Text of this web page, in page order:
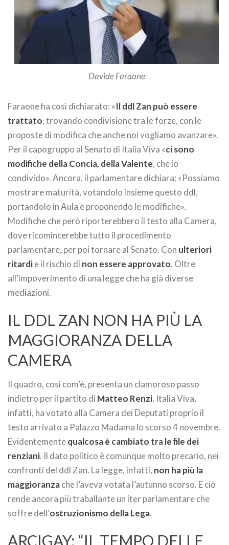
Davide Faraone
Faraone ha così dichiarato: «Il ddl Zan può essere
trattato, trovando condivisione tra le forze, con le
proposte di modifica che anche noi vogliamo avanzare».
Per il capogruppo al Senato di Italia Viva «ci sono
modifiche della Concia, della Valente, che io
condivido». Ancora, il parlamentare dichiara: «Possiamo
mostrare maturità, votandolo insieme questo ddl,
portandolo in Aula e proponendo le modifiche».
Modifiche che però riporterebbero il testo alla Camera,
dove ricomincerebbe tutto il procedimento
parlamentare, per poi tornare al Senato. Con ulteriori
ritardie il rischio di non essere approvato. Oltre
all’impoverimento di una legge che ha già diverse
mediazioni.
IL DDL ZAN NON HA PIÙ LA
MAGGIORANZA DELLA
CAMERA
Il quadro, così com’è, presenta un clamoroso passo
indietro per il partito di Matteo Renzi. Italia Viva,
infatti, ha votato alla Camera dei Deputati proprio il
testo arrivato a Palazzo Madama lo scorso 4 novembre.
Evidentementequalcosa è cambiato tra le file dei
renziani. Il dato politico è comunque molto precario, nei
confronti del ddl Zan. La legge, infatti, non ha più la
maggioranzache l’aveva votata l’autunno scorso. E ciò
rende ancora più traballante un iter parlamentare che
soffre dell’ostruzionismo della Lega.
ARCIGAY: “IL TEMPO DELLE